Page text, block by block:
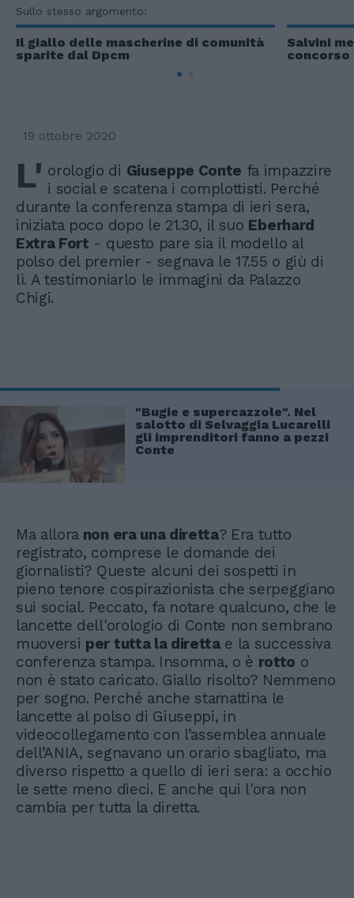
Sullo stesso argomento:
Il giallo delle mascherine di comunità
sparite dal Dpcm
Salvini
concorso
19 ottobre 2020
L' orologio di Giuseppe Conte fa impazzire
i social e scatena i complottisti. Perché
durante la conferenza stampa di ieri sera,
iniziata poco dopo le 21.30, il suo Eberhard
Extra Fort - questo pare sia il modello al
polso del premier - segnava le 17.55 o giù di
lì. A testimoniarlo le immagini da Palazzo
Chigi.
"Bugie e supercazzole". Nel
salotto di Selvaggia Lucarelli
gli imprenditori fanno a pezzi
Conte
Ma allora non era una diretta? Era tutto
registrato, comprese le domande dei
giornalisti? Queste alcuni dei sospetti in
pieno tenore cospirazionista che serpeggiano
sui social. Peccato, fa notare qualcuno, che le
lancette dell'orologio di Conte non sembrano
muoversi per tutta la direttae la successiva
conferenza stampa. Insomma, o è rotto o
non è stato caricato. Giallo risolto? Nemmeno
per sogno. Perché anche stamattina le
lancette al polso di Giuseppi, in
videocollegamento con l’assemblea annuale
dell’ANIA, segnavano un orario sbagliato, ma
diverso rispetto a quello di ieri sera: a occhio
le sette meno dieci. E anche qui l'ora non
cambia per tutta la diretta.